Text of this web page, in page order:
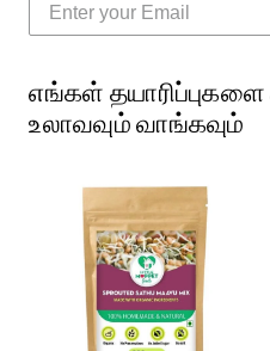
எங்கள்
உலாவவும் வாங்கவும்